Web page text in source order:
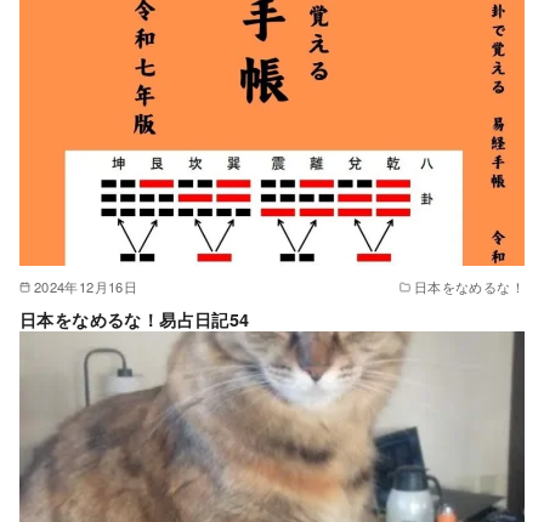
2024年12月16日 日本をなめるな！
日本をなめるな！易占日記54